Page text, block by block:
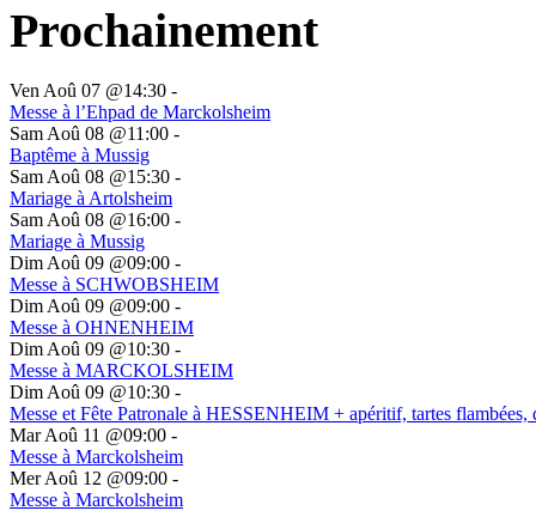
Prochainement
Ven Aoû 07 @14:30 -
Messe à l’Ehpad de Marckolsheim
Sam Aoû 08 @11:00 -
Baptême à Mussig
Sam Aoû 08 @15:30 -
Mariage à Artolsheim
Sam Aoû 08 @16:00 -
Mariage à Mussig
Dim Aoû 09 @09:00 -
Messe à SCHWOBSHEIM
Dim Aoû 09 @09:00 -
Messe à OHNENHEIM
Dim Aoû 09 @10:30 -
Messe à MARCKOLSHEIM
Dim Aoû 09 @10:30 -
Messe et Fête Patronale à HESSENHEIM + apéritif, tartes flambées,
Mar Aoû 11 @09:00 -
Messe à Marckolsheim
Mer Aoû 12 @09:00 -
Messe à Marckolsheim